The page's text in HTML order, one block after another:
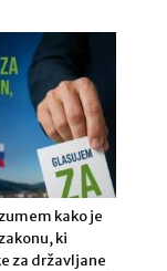
kako je
ki
za državljane